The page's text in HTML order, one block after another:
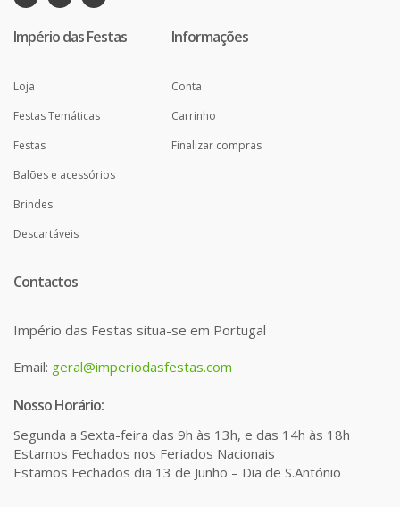
Império das Festas
Loja
Festas Temáticas
Festas
Balões e acessórios
Brindes
Descartáveis
Informações
Conta
Carrinho
Finalizar compras
Contactos
Império das Festas situa-se em Portugal
Email: geral@imperiodasfestas.com
Nosso Horário:
Segunda a Sexta-feira das 9h às 13h, e das 14h às 18h
Estamos Fechados nos Feriados Nacionais
Estamos Fechados dia 13 de Junho – Dia de S.António